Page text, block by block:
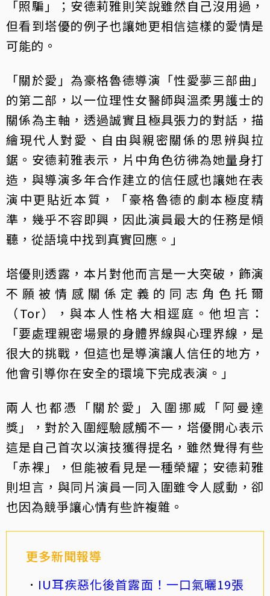
「照騙」；安德莉雅則笑說雖然自己沒用過，
但看到塔優的例子也讓她更相信這樣的愛情是
可能的。
「關於愛」為豪格魯德導演「性愛夢三部曲」
的第二部，以一位理性女醫師與溫柔男護士的
關係為主軸，透過誠實且極具張力的對話，描
繪現代人對愛、自由與親密關係的思辨與拉
鋸。安德莉雅表示，片中角色彷彿為她量身打
造，與導演多年合作建立的信任感也讓她在表
演中更貼近本質，「豪格魯德的劇本極度精
準，幾乎不容即興，因此演員最大的任務是傾
聽，從語境中找到真實回應。」
塔優則透露，本片對他而言是一大突破，飾演
不願被情感關係定義的同志角色托爾
（Tor），與本人性格大相逕庭。他坦言：
「要處理親密場景的身體界線與心理界線，是
很大的挑戰，但這也是導演讓人信任的地方，
他會引導你在安全的環境下完成表演。」
兩人也都憑「關於愛」入圍挪威「阿曼達
獎」，對於入圍經驗感觸不一，塔優開心表示
這是自己首次以演技獲得提名，雖然覺得有些
「赤裸」，但能被看見是一種榮耀；安德莉雅
則坦言，與同片演員一同入圍雖令人感動，卻
也因為競爭讓心情有些許複雜。
更多新聞報導
IU耳疾惡化後首露面！一口氣曬19張